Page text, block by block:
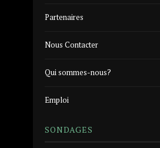
Partenaires
Nous Contacter
Qui sommes-nous?
Emploi
SONDAGES